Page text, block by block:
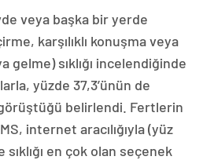
veya başka bir yerde
karşılıklı konuşma veya
gelme) sıklığı incelendiğinde
yüzde 37,3’ünün de
belirlendi. Fertlerin
internet aracılığıyla (yüz
en çok olan seçenek